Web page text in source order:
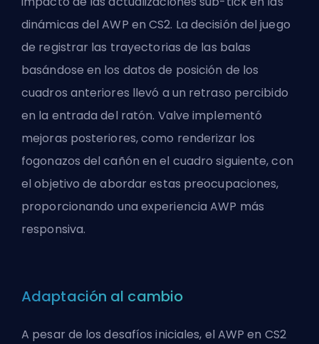
dinámicas del AWP en CS2. La decisión del juego
de registrar las trayectorias de las balas
basándose en los datos de posición de los
cuadros anteriores llevó a un retraso percibido
en la entrada del ratón. Valve implementó
mejoras posteriores, como renderizar los
fogonazos del cañón en el cuadro siguiente, con
el objetivo de abordar estas preocupaciones,
proporcionando una experiencia AWP más
responsiva.
Adaptación al cambio
A pesar de los desafíos iniciales, el AWP en CS2